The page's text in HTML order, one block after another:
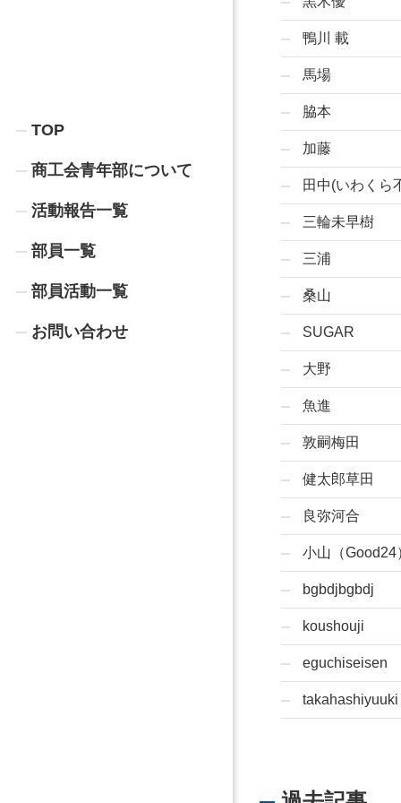
TOP
商工会青年部について
活動報告一覧
部員一覧
部員活動一覧
お問い合わせ
鴨川 載
馬場
脇本
加藤
田中(いわくら
三輪未早樹
三浦
桑山
SUGAR
大野
魚進
敦嗣梅田
健太郎草田
良弥河合
小山（Good24
bgbdjbgbdj
koushouji
eguchiseisen
takahashiyuuki